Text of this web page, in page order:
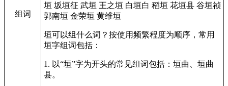
组词
垣 坂垣征 武垣 王之垣 白垣白 稻垣 花垣县 谷垣祯
郭南垣 金荣垣 黄维垣
垣可以组什么词？按使用频繁程度为顺序，常用
垣字组词包括：
1. 以“垣”字为开头的常见组词包括：垣曲、垣曲
县。